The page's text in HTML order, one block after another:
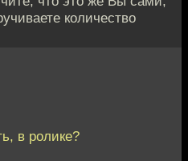
количество
в ролике?